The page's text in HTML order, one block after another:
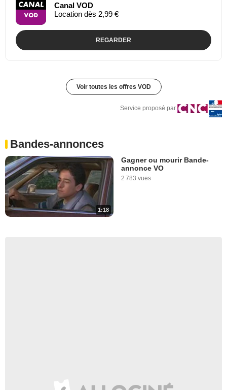
Canal VOD
Location dès 2,99 €
REGARDER
Voir toutes les offres VOD
Service proposé par
Bandes-annonces
1:18
Gagner ou mourir Bande-
annonce VO
2 783 vues